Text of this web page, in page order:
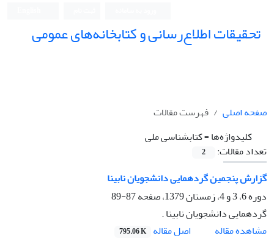
تحقیقات اطلاع‌رسانی و کتابخانه‌های عمومی
صفحه اصلی
فهرست مقالات
کلیدواژه‌ها =کتابشناسی ملی
تعداد مقالات:
2
گزارش پنجمین گردهمایی دانشجویان نابینا
دوره 6، 3 و 4، زمستان 1379، صفحه
87-89
گردهمایی دانشجویان نابینا .
مشاهده مقاله
اصل مقاله 795.06 K